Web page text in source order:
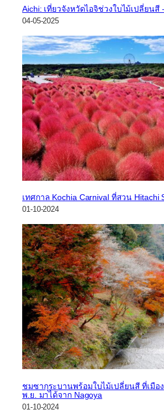
Aichi: เที่ยวจังหวัดไอจิช่วงใบไม้เปลี่ยนสี
04-05-2025
เทศกาล Kochia Carnival ที่สวน Hitachi
01-10-2024
ชมซากุระบานพร้อมใบไม้เปลี่ยนสี ที่เมือ
พ.ย. มาได้จาก Nagoya
01-10-2024